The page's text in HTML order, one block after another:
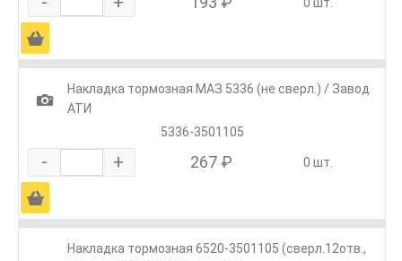
0 шт.
Ä
1
Накладка тормозная МАЗ 5336 (не сверл.) / Завод
АТИ
5336-3501105
- + 267 ₽ 0 шт.
Ä
Накладка тормозная 6520-3501105 (сверл.12отв.,